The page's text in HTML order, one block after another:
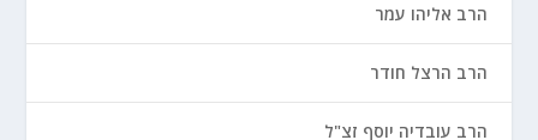
הרב אליהו עמר
הרב הרצל חודר
הרב עובדיה יוסף זצ"ל